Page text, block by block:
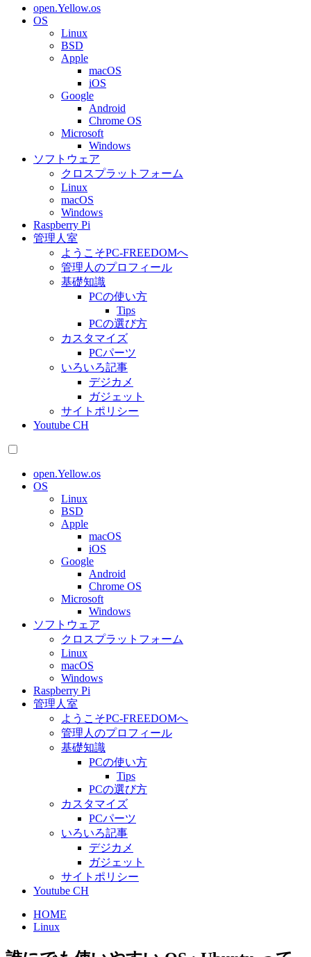
open.Yellow.os
OS
Linux
BSD
Apple
macOS
iOS
Google
Android
Chrome OS
Microsoft
Windows
ソフトウェア
クロスプラットフォーム
Linux
macOS
Windows
Raspberry Pi
管理人室
ようこそPC-FREEDOMへ
管理人のプロフィール
基礎知識
PCの使い方
Tips
PCの選び方
カスタマイズ
PCパーツ
いろいろ記事
デジカメ
ガジェット
サイトポリシー
Youtube CH
open.Yellow.os
OS
Linux
BSD
Apple
macOS
iOS
Google
Android
Chrome OS
Microsoft
Windows
ソフトウェア
クロスプラットフォーム
Linux
macOS
Windows
Raspberry Pi
管理人室
ようこそPC-FREEDOMへ
管理人のプロフィール
基礎知識
PCの使い方
Tips
PCの選び方
カスタマイズ
PCパーツ
いろいろ記事
デジカメ
ガジェット
サイトポリシー
Youtube CH
HOME
Linux